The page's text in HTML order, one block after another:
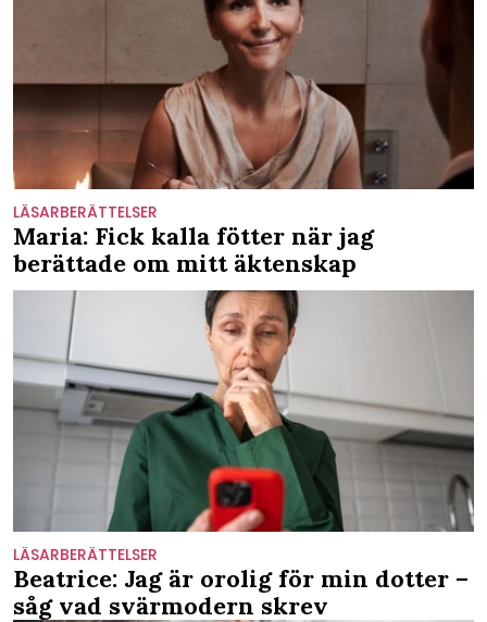
LÄSARBERÄTTELSER
Maria: Fick kalla fötter när jag
berättade om mitt äktenskap
LÄSARBERÄTTELSER
Beatrice: Jag är orolig för min dotter –
såg vad svärmodern skrev